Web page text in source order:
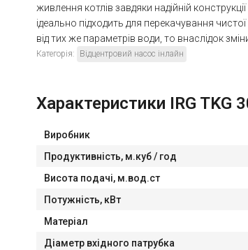
живлення котлів завдяки надійній
ідеально підходить для перекачування
від тих же параметрів води, то внаслідок
Категорія: Відцентровий насос інлайн
Характеристики IRG TKG
Виробник
Продуктивність, м.куб / год
Висота подачі, м.вод.ст
Потужність, кВт
Матеріал
Діaметр вхідного патрубка